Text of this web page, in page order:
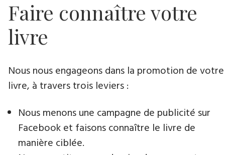
Faire connaître votre
livre
Nous nous engageons dans la promotion de votre
livre​, à travers trois leviers :
Nous menons une campagne de publicité sur
Facebook et faisons connaître le livre de
manière ciblée.